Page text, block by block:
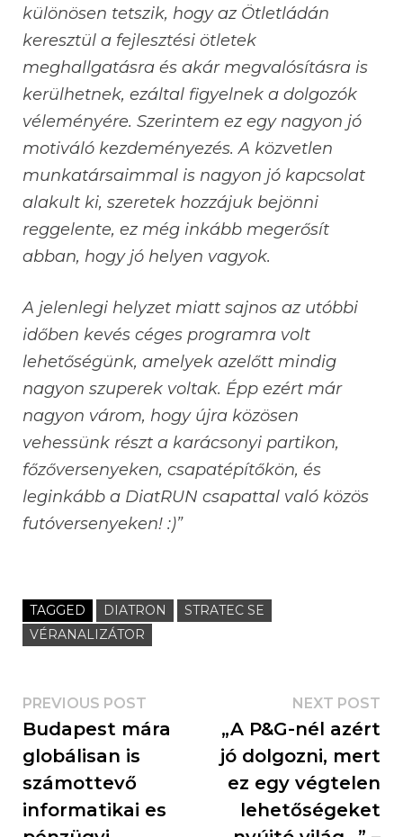
különösen tetszik, hogy az Ötletládán
keresztül a fejlesztési ötletek
meghallgatásra és akár megvalósításra is
kerülhetnek, ezáltal figyelnek a dolgozók
véleményére. Szerintem ez egy nagyon jó
motiváló kezdeményezés. A közvetlen
munkatársaimmal is nagyon jó kapcsolat
alakult ki, szeretek hozzájuk bejönni
reggelente, ez még inkább megerősít
abban, hogy jó helyen vagyok.
A jelenlegi helyzet miatt sajnos az utóbbi
időben kevés céges programra volt
lehetőségünk, amelyek azelőtt mindig
nagyon szuperek voltak. Épp ezért már
nagyon várom, hogy újra közösen
vehessünk részt a karácsonyi partikon,
főzőversenyeken, csapatépítőkön, és
leginkább a DiatRUN csapattal való közös
futóversenyeken! :)”
TAGGED DIATRON
STRATEC SE
VÉRANALIZÁTOR
PREVIOUS POST
Budapest mára
globálisan is
számottevő
informatikai es
NEXT POST
„A P&G-nél azért
jó dolgozni, mert
ez egy végtelen
lehetőségeket